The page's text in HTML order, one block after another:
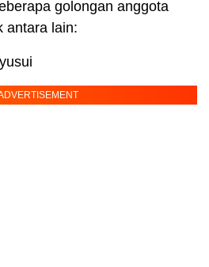
golongan anggota
antara lain: